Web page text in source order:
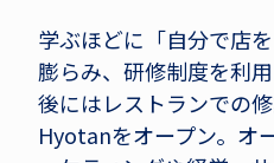
学ぶほどに「自分で店
膨らみ、研修制度を利
後にはレストランでの
Hyotanをオープン。オ